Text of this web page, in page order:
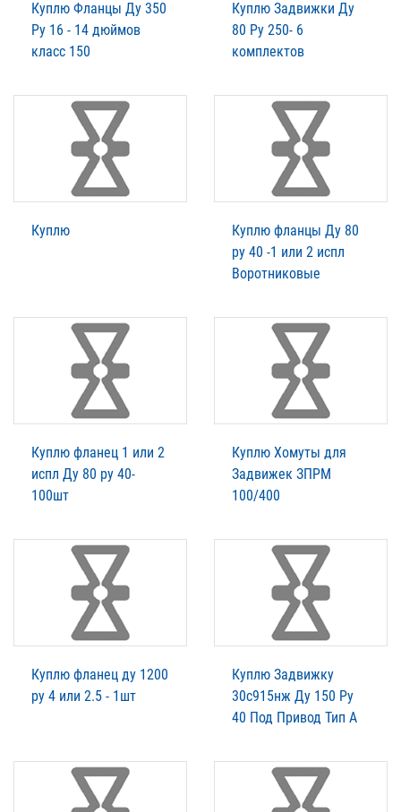
Куплю Фланцы Ду 350
Ру 16 - 14 дюймов
класс 150
Куплю Задвижки Ду
80 Ру 250- 6
комплектов
Куплю
Куплю фланцы Ду 80
ру 40 -1 или 2 испл
Воротниковые
Куплю фланец 1 или 2
испл Ду 80 ру 40-
100шт
Куплю Хомуты для
Задвижек ЗПРМ
100/400
Куплю фланец ду 1200
ру 4 или 2.5 - 1шт
Куплю Задвижку
30с915нж Ду 150 Ру
40 Под Привод Тип А